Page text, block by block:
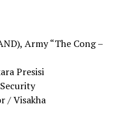
Army “The Cong –
Presisi
/ Visakha